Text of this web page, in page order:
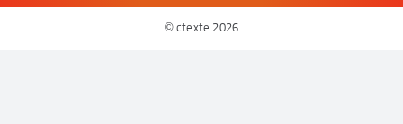
© ctexte 2026